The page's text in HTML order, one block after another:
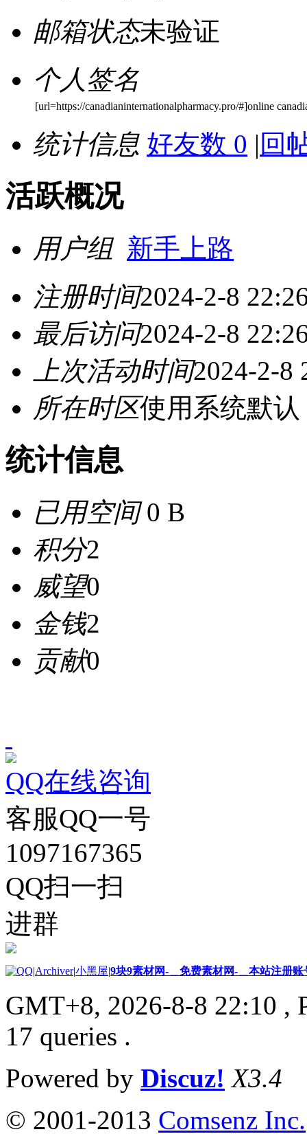
邮箱状态未验证
个人签名
[url=https://canadianinternationalpharmacy.pro/#]online
统计信息 好友数 0 | 回
活跃概况
用户组 新手上路
注册时间2024-2-8
最后访问2024-2-8
上次活动时间2024-2-8
所在时区使用系统默认
统计信息
已用空间0 B
积分2
威望0
金钱2
贡献0
QQ在线咨询
客服QQ一号
1097167365
QQ扫一扫
进群
|Archiver|小黑屋|9块9素材网-＿免费素材网-＿本站注册账
GMT+8, 2026-8-8 22:10 ,
17 queries .
Powered by Discuz! X3.4
© 2001-2013 Comsenz Inc.